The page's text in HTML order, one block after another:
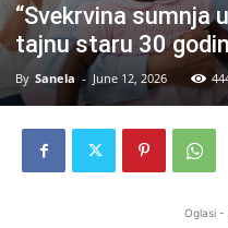
“Svekrvina sumnja
tajnu staru 30
By Sanela - June 12, 2026
Oglasi -